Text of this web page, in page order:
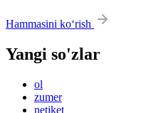
Hammasini ko‘rish
Yangi so'zlar
ol
zumer
netiket